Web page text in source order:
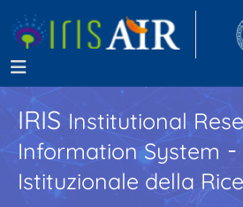
IRISInstitutional
Information System -
Istituzionale della